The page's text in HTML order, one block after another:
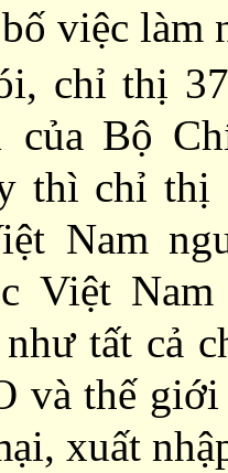
việc làm
chỉ thị
của Bộ
thì chỉ
Nam
Việt
như tất cả
và thế
xuất